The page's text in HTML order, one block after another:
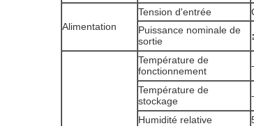
Alimentation
Tension d'entrée
Puissance nominale de
sortie
Température de
fonctionnement
Température de
stockage
Humidité relative